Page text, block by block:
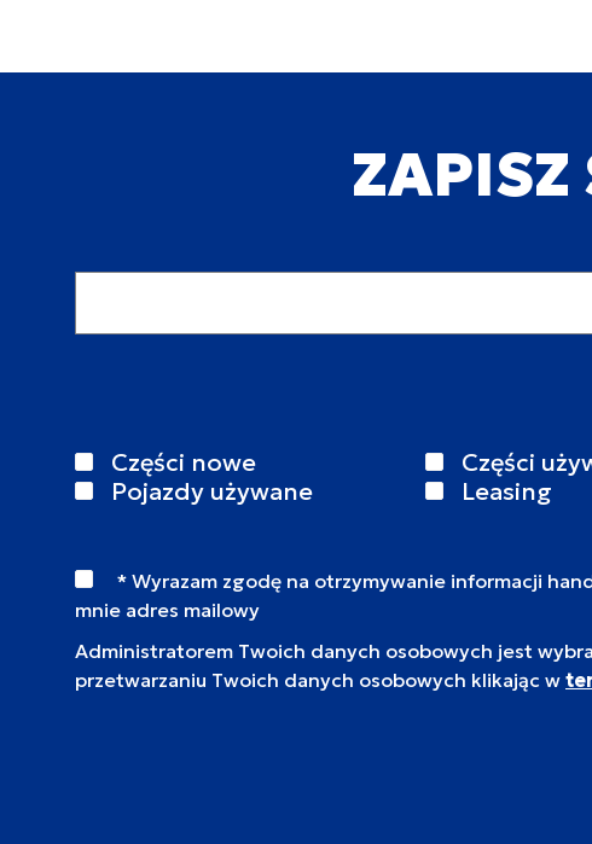
ZAPISZ
Części nowe Części
Pojazdy używane
Leasing
* Wyrazam zgodę na otrzymywanie informacji
mnie adres mailowy
Administratorem Twoich danych osobowych jest
przetwarzaniu Twoich danych osobowych klikając w